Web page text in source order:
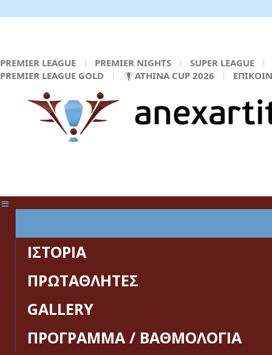
PREMIER LEAGUE PREMIER NIGHTS
SUPER LEAGUE
PREMIER LEAGUE GOLD
ATHINA CUP 2026
ΙΣΤΟΡΙΑ
ΠΡΩΤΑΘΛΗΤΕΣ
GALLERY
ΠΡΟΓΡΑΜΜΑ / ΒΑΘΜΟΛΟΓΙΑ